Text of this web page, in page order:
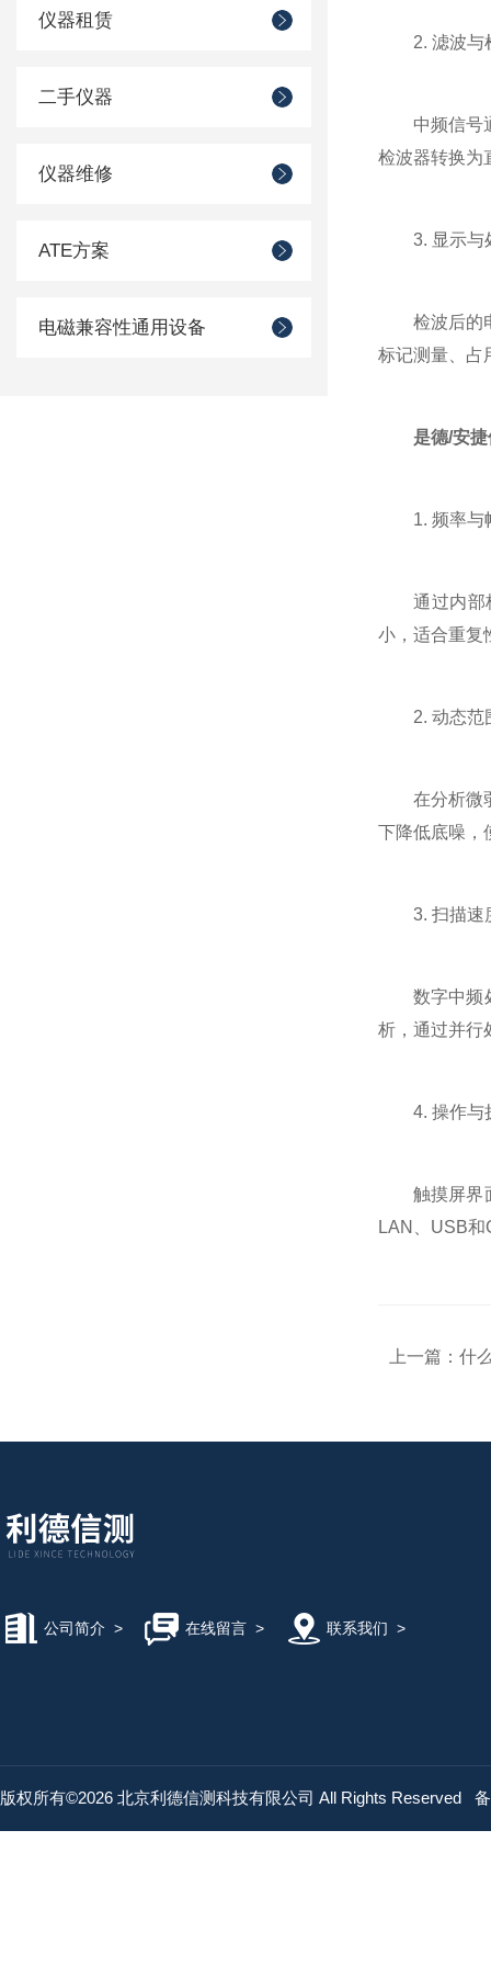
仪器租赁
二手仪器
仪器维修
ATE方案
电磁兼容性通用设备
2. 滤波与
中频信号通
检波器转换为
3. 显示与
检波后的电
标记测量、占
是德/安
1. 频率与
通过内部校
小，适合重复
2. 动态范
在分析微弱
下降低底噪，
3. 扫描速
数字中频处
析，通过并行
4. 操作与
触摸屏界面
LAN、USB
上一篇： 什
公司简介 > 在线留言> 联系我们 >
版权所有©2026 北京利德信测科技有限公司 All Rights Reserved